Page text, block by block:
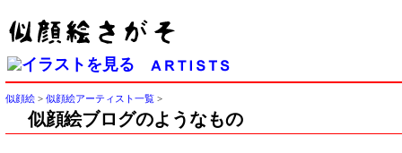
似顔絵 > 似顔絵アーティスト一覧 >
似顔絵ブログのようなもの